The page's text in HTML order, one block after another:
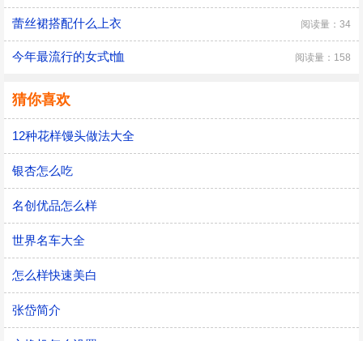
蕾丝裙搭配什么上衣 阅读量：34
今年最流行的女式t恤 阅读量：158
猜你喜欢
12种花样馒头做法大全
银杏怎么吃
名创优品怎么样
世界名车大全
怎么样快速美白
张岱简介